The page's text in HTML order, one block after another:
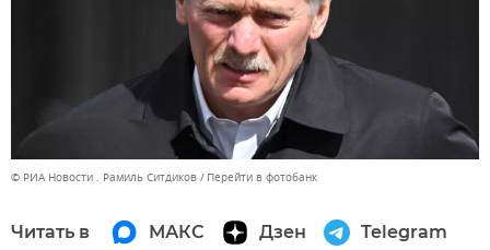
© РИА Новости . Рамиль Ситдиков Перейти в фотобанк
Читать в МАКС Дзен Telegram